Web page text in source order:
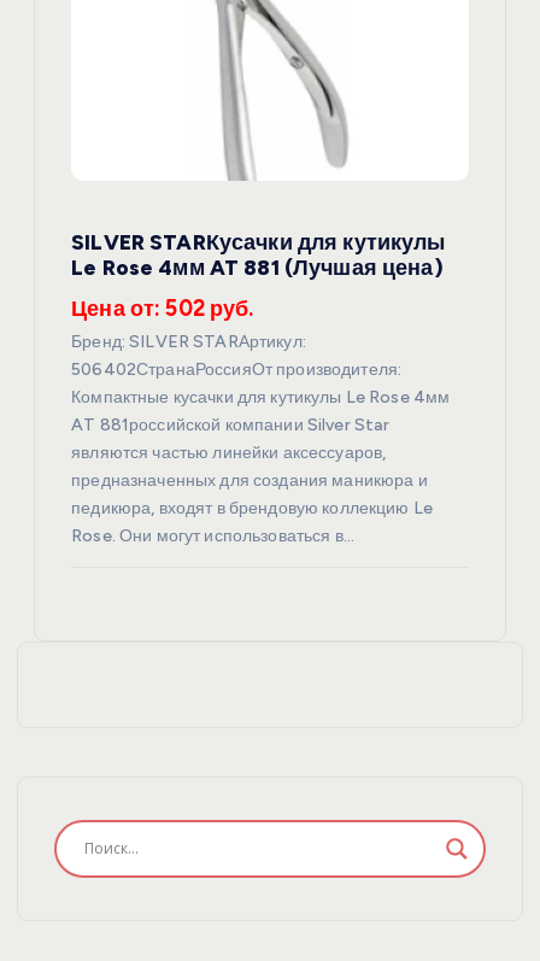
SILVER STARКусачки для кутикулы
Le Rose 4мм AT 881 (Лучшая цена)
Цена от: 502 руб.
Бренд: SILVER STARАртикул:
506402СтранаРоссияОт производителя:
Компактные кусачки для кутикулы Le Rose 4мм
AT 881российской компании Silver Star
являются частью линейки аксессуаров,
предназначенных для создания маникюра и
педикюра, входят в брендовую коллекцию Le
Rose. Они могут использоваться в…